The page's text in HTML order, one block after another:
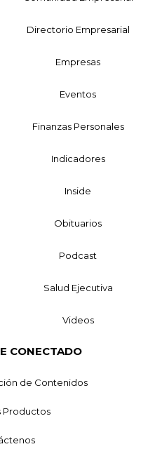
Directorio Empresarial
Empresas
Eventos
Finanzas Personales
Indicadores
Inside
Obituarios
Podcast
Salud Ejecutiva
Videos
CONECTADO
de Contenidos
Productos